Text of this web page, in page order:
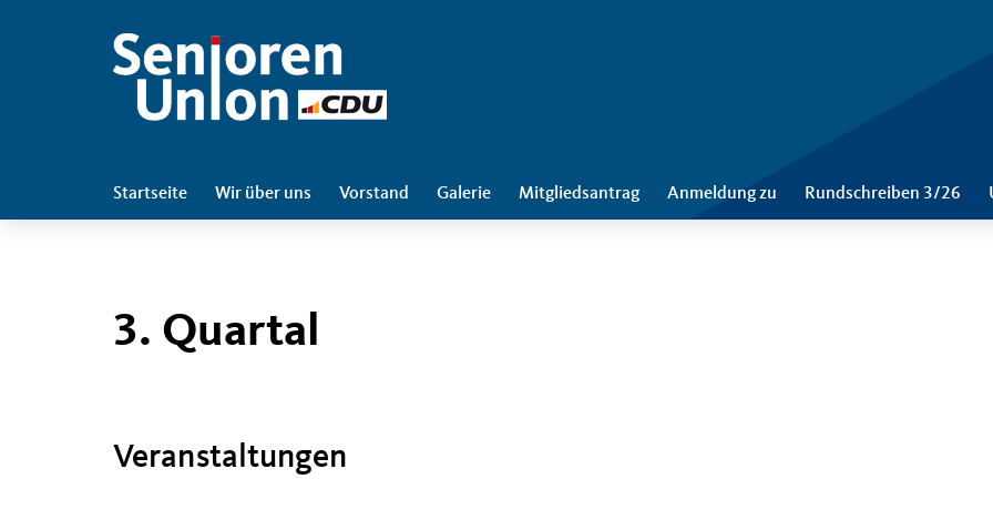
Startseite Wir über uns Vorstand Galerie Mitgliedsantrag Anmeldung zu Rundschreiben 3/26
3. Quartal
Veranstaltungen